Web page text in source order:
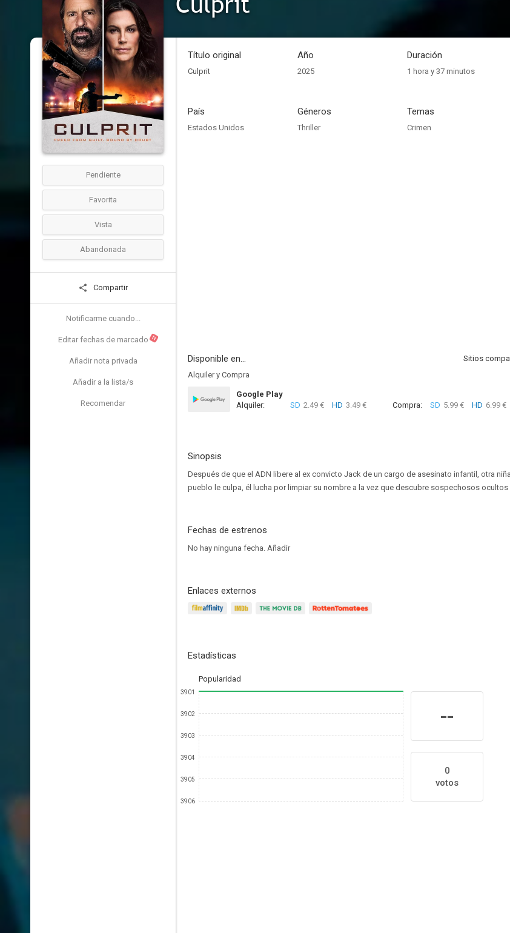
Pendiente
Favorita
Vista
Abandonada
Compartir
Notificarme cuando...
Editar fechas de marcado N
Añadir nota privada
Añadir a la lista/s
Recomendar
Título original
Culprit
Año
2025
Duración
1 hora y 37 minutos
País
Estados Unidos
Géneros
Thriller
Temas
Crimen
Disponible en...
Sitios
Alquiler y Compra
Google Play
Alquiler:
SD 2.49 € HD 3.49 € Compra: SD 5.99 € HD 6.99 €
Sinopsis
Después de que el ADN libere al ex convicto Jack de un cargo de asesinato infantil, otra
pueblo le culpa, él lucha por limpiar su nombre a la vez que descubre sospechosos ocultos
Fechas de estrenos
No hay ninguna fecha. Añadir
Enlaces externos
Estadísticas
Popularidad
3901
3902
3903
3904
3905
3906
--
0
votos